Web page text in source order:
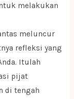
melakukan
meluncur
refleksi yang
Itulah
pijat
di tengah